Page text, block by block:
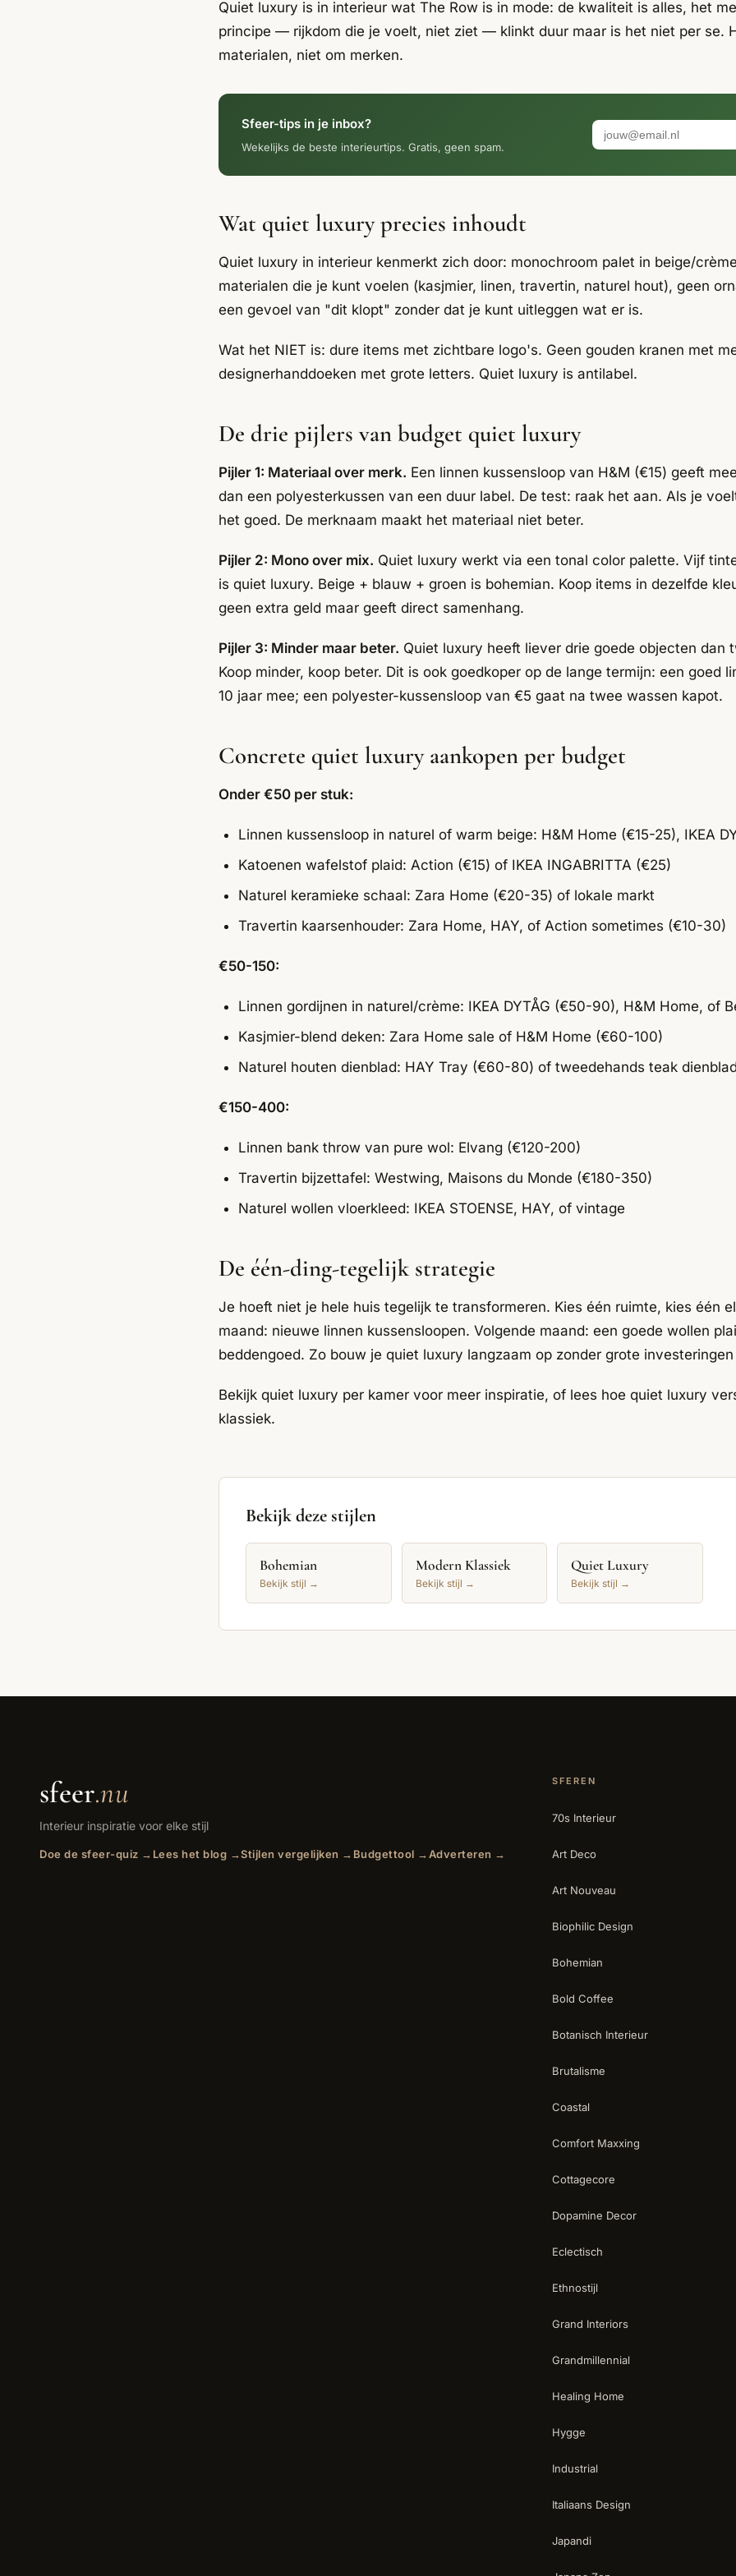
Quiet luxury is in interieur wat The Row is in mode: de kwaliteit is alles, het
principe — rijkdom die je voelt, niet ziet — klinkt duur maar is het niet per se.
materialen, niet om merken.
Sfeer-tips in je inbox?
Wekelijks de beste interieurtips. Gratis, geen spam.
Wat quiet luxury precies inhoudt
Quiet luxury in interieur kenmerkt zich door: monochroom palet in beige/
materialen die je kunt voelen (kasjmier, linen, travertin, naturel hout), geen
een gevoel van "dit klopt" zonder dat je kunt uitleggen wat er is.
Wat het NIET is: dure items met zichtbare logo's. Geen gouden kranen met
designerhanddoeken met grote letters. Quiet luxury is antilabel.
De drie pijlers van budget quiet luxury
Pijler 1: Materiaal over merk. Een linnen kussensloop van H&M (€15) geeft
dan een polyesterkussen van een duur label. De test: raak het aan. Als je
het goed. De merknaam maakt het materiaal niet beter.
Pijler 2: Mono over mix. Quiet luxury werkt via een tonal color palette. Vijf
is quiet luxury. Beige + blauw + groen is bohemian. Koop items in dezelfde
geen extra geld maar geeft direct samenhang.
Pijler 3: Minder maar beter. Quiet luxury heeft liever drie goede objecten dan
Koop minder, koop beter. Dit is ook goedkoper op de lange termijn: een goed
10 jaar mee; een polyester-kussensloop van €5 gaat na twee wassen kapot.
Concrete quiet luxury aankopen per budget
Onder €50 per stuk:
Linnen kussensloop in naturel of warm beige: H&M Home (€15-25), IKEA
Katoenen wafelstof plaid: Action (€15) of IKEA INGABRITTA (€25)
Naturel keramieke schaal: Zara Home (€20-35) of lokale markt
Travertin kaarsenhouder: Zara Home, HAY, of Action sometimes (€10-30)
€50-150:
Linnen gordijnen in naturel/crème: IKEA DYTÅG (€50-90), H&M Home, of
Kasjmier-blend deken: Zara Home sale of H&M Home (€60-100)
Naturel houten dienblad: HAY Tray (€60-80) of tweedehands teak dienblad
€150-400:
Linnen bank throw van pure wol: Elvang (€120-200)
Travertin bijzettafel: Westwing, Maisons du Monde (€180-350)
Naturel wollen vloerkleed: IKEA STOENSE, HAY, of vintage
De één-ding-tegelijk strategie
Je hoeft niet je hele huis tegelijk te transformeren. Kies één ruimte, kies één
maand: nieuwe linnen kussensloopen. Volgende maand: een goede wollen
beddengoed. Zo bouw je quiet luxury langzaam op zonder grote
Bekijk quiet luxury per kamer voor meer inspiratie, of lees hoe quiet luxury
klassiek.
Bekijk deze stijlen
Bohemian
Bekijk stijl →
Modern Klassiek
Bekijk stijl →
Quiet Luxury
Bekijk stijl →
sfeer.nu
Interieur inspiratie voor elke stijl
Doe de sfeer-quiz → Lees het blog →Stijlen vergelijken → Budgettool →Adverteren →
SFEREN
70s Interieur
Art Deco
Art Nouveau
Biophilic Design
Bohemian
Bold Coffee
Botanisch Interieur
Brutalisme
Coastal
Comfort Maxxing
Cottagecore
Dopamine Decor
Eclectisch
Ethnostijl
Grand Interiors
Grandmillennial
Healing Home
Hygge
Industrial
Italiaans Design
Japandi